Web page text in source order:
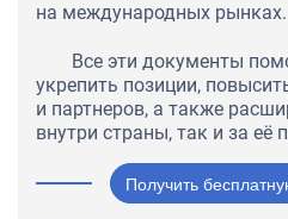
на международных рынках.
Все эти документы
укрепить позиции,
и партнеров, а также
внутри страны, так и за её
Получить